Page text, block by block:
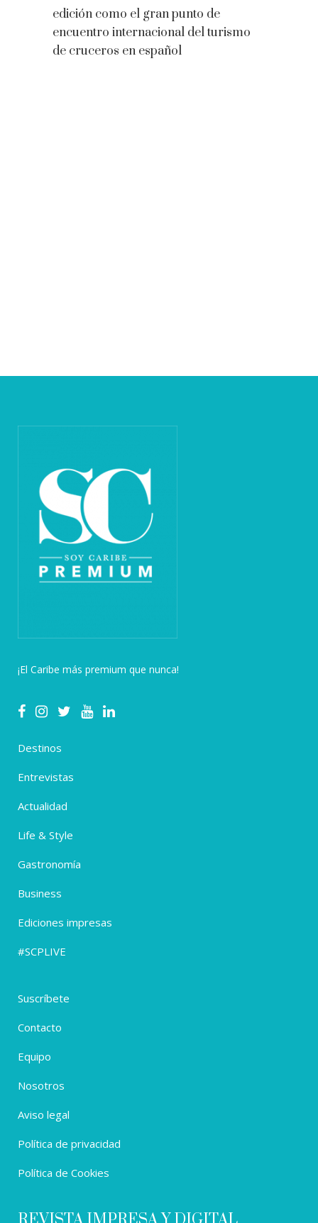
edición como el gran punto de
encuentro internacional del turismo
de cruceros en español
¡El Caribe más premium que nunca!
Destinos
Entrevistas
Actualidad
Life & Style
Gastronomía
Business
Ediciones impresas
#SCPLIVE
Suscríbete
Contacto
Equipo
Nosotros
Aviso legal
Política de privacidad
Política de Cookies